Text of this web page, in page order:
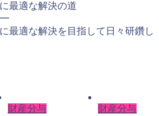
最適な解決の道
最適な解決を目指して日々研鑽し
財産分与 財産分与